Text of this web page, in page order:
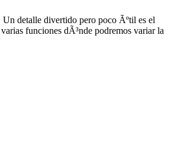
detalle divertido pero poco Ãºtil es el
funciones dÃ³nde podremos variar la